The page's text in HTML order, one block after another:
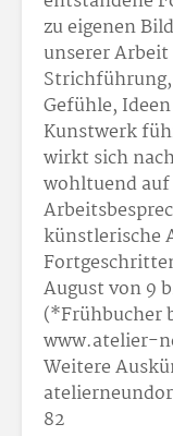
zu eigenen
unserer
Gefühle,
Kunstwerk
wirkt sich
wohltuend auf
künstlerische
August von 9
(*Frühbucher
www.atelier-
Weitere
82